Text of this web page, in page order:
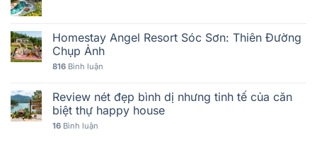
Homestay Angel Resort Sóc Sơn: Thiên Đường
Chụp Ảnh
816 Bình luận
Review nét đẹp bình dị nhưng tinh tế của căn
biệt thự happy house
16 Bình luận